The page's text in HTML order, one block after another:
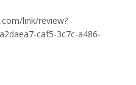
link/review?
caf5-3c7c-a486-